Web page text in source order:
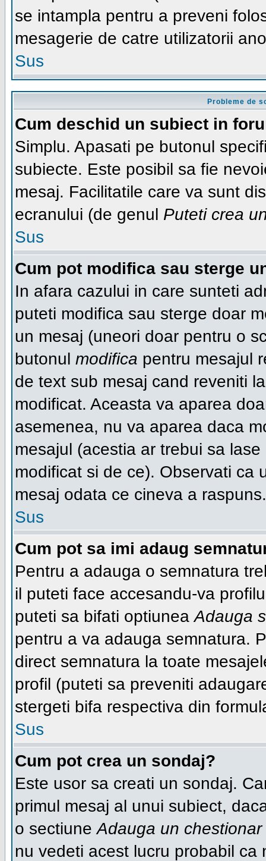
se intampla pentru a preveni
mesagerie de catre utilizatorii
Sus
Probleme de
Cum deschid un subiect in
Simplu. Apasati pe butonul
subiecte. Este posibil sa fie
mesaj. Facilitatile care va sunt
ecranului (de genul Puteti crea
Sus
Cum pot modifica sau sterge
In afara cazului in care sunteti
puteti modifica sau sterge doar
un mesaj (uneori doar pentru o
butonul modifica pentru mesajul
de text sub mesaj cand reveniti
modificat. Aceasta va aparea
asemenea, nu va aparea daca
mesajul (acestia ar trebui sa
modificat si de ce). Observati ca
mesaj odata ce cineva a raspuns.
Sus
Cum pot sa imi adaug
Pentru a adauga o semnatura
il puteti face accesandu-va
puteti sa bifati optiuneaAdauga
pentru a va adauga semnatura.
direct semnatura la toate
profil (puteti sa preveniti
stergeti bifa respectiva din
Sus
Cum pot crea un sondaj?
Este usor sa creati un sondaj.
primul mesaj al unui subiect,
o sectiuneAdauga un chestionar
nu vedeti acest lucru probabil